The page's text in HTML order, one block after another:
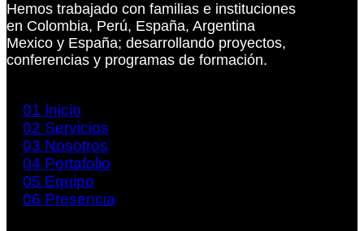
Hemos trabajado con familias e instituciones
en Colombia, Perú, España, Argentina
Mexico y España; desarrollando proyectos,
conferencias y programas de formación.
01 Inicio
02 Servicios
03 Nosotros
04 Portafolio
05 Equipo
06 Presencia